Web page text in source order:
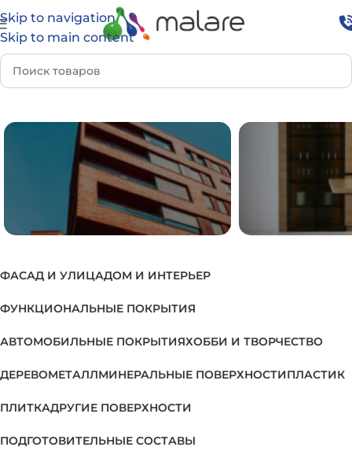
Skip to navigation
Skip to main content
Главная Товар Группа Грунтовка для подвалов
ФАСАД И УЛИЦАДОМ И ИНТЕРЬЕР
ФУНКЦИОНАЛЬНЫЕ ПОКРЫТИЯ
АВТОМОБИЛЬНЫЕ ПОКРЫТИЯХОББИ И ТВОРЧЕСТВО
ДЕРЕВОМЕТАЛЛМИНЕРАЛЬНЫЕ ПОВЕРХНОСТИПЛАСТИК
ПЛИТКАДРУГИЕ ПОВЕРХНОСТИ
ПОДГОТОВИТЕЛЬНЫЕ СОСТАВЫ